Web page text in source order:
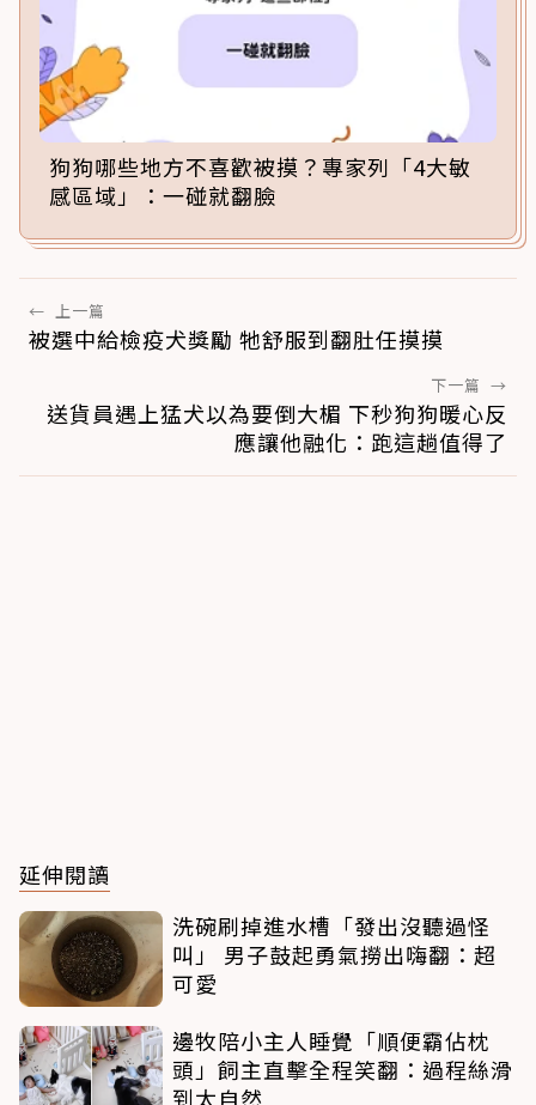
狗狗哪些地方不喜歡被摸？專家列「4大敏
感區域」：一碰就翻臉
← 上一篇
被選中給檢疫犬獎勵 牠舒服到翻肚任摸摸
下一篇 →
送貨員遇上猛犬以為要倒大楣 下秒狗狗暖心反
應讓他融化：跑這趟值得了
延伸閱讀
洗碗刷掉進水槽「發出沒聽過怪
叫」 男子鼓起勇氣撈出嗨翻：超
可愛
邊牧陪小主人睡覺「順便霸佔枕
頭」飼主直擊全程笑翻：過程絲滑
到太自然